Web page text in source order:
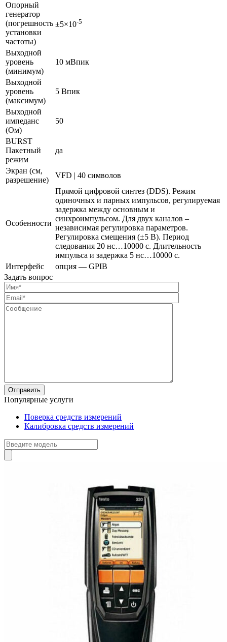
Опорный
генератор
(погрешность
установки
частоты)
±5×10-5
Выходной
уровень
(минимум)
10 мВпик
Выходной
уровень
(максимум)
5 Впик
Выходной
импеданс
(Ом)
50
BURST
Пакетный
режим
да
Экран (см,
разрешение)
VFD | 40 символов
Особенности
Прямой цифровой синтез (DDS). Режим
одиночных и парных импульсов, регулируемая
задержка между основным и
синхроимпульсом. Для двух каналов –
независимая регулировка параметров.
Регулировка смещения (±5 В). Период
следования 20 нс…10000 с. Длительность
импульса и задержка 5 нс…10000 с.
Интерфейс
опция — GPIB
Задать вопрос
Популярные услуги
Поверка средств измерений
Калибровка средств измерений